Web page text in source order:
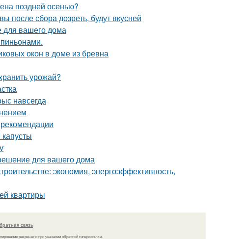
поздней осенью?
после сбора дозреть, будут вкусней
для вашего дома
окон в доме из бревна
урожай?
навсегда
для вашего дома
экономия, энергоэффективность,
квартиры
связь
разрешено при указании обратной гиперссылки.